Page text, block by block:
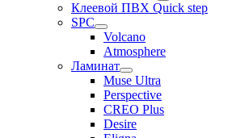
Клеевой ПВХ Quick step
SPC
Volcano
Atmosphere
Ламинат
Muse Ultra
Perspective
CREO Plus
Desire